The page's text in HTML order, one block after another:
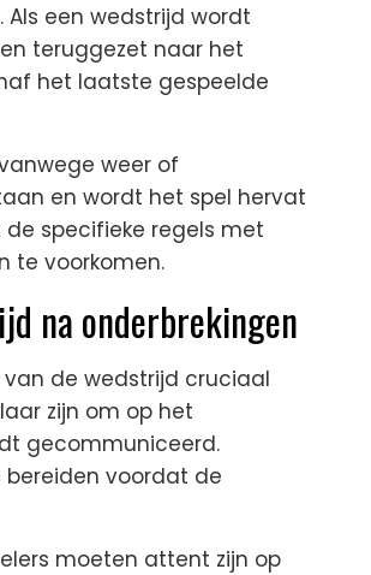
een wedstrijd wordt
teruggezet naar het
het laatste gespeelde
weer of
en wordt het spel hervat
specifieke regels met
te voorkomen.
na onderbrekingen
de wedstrijd cruciaal
zijn om op het
gecommuniceerd.
bereiden voordat de
moeten attent zijn op